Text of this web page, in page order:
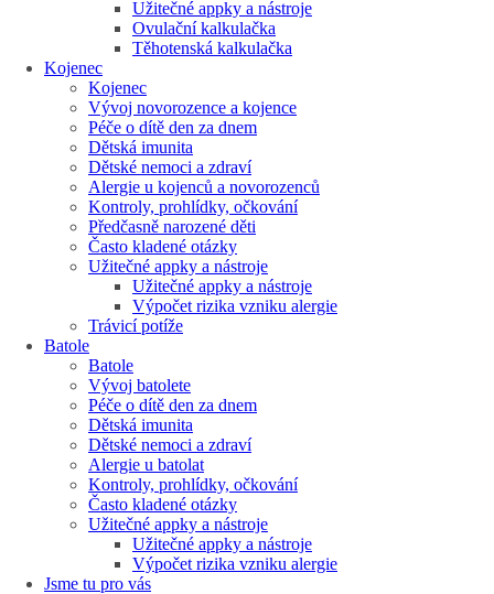
Užitečné appky a nástroje
Ovulační kalkulačka
Těhotenská kalkulačka
Kojenec
Kojenec
Vývoj novorozence a kojence
Péče o dítě den za dnem
Dětská imunita
Dětské nemoci a zdraví
Alergie u kojenců a novorozenců
Kontroly, prohlídky, očkování
Předčasně narozené děti
Často kladené otázky
Užitečné appky a nástroje
Užitečné appky a nástroje
Výpočet rizika vzniku alergie
Trávicí potíže
Batole
Batole
Vývoj batolete
Péče o dítě den za dnem
Dětská imunita
Dětské nemoci a zdraví
Alergie u batolat
Kontroly, prohlídky, očkování
Často kladené otázky
Užitečné appky a nástroje
Užitečné appky a nástroje
Výpočet rizika vzniku alergie
Jsme tu pro vás